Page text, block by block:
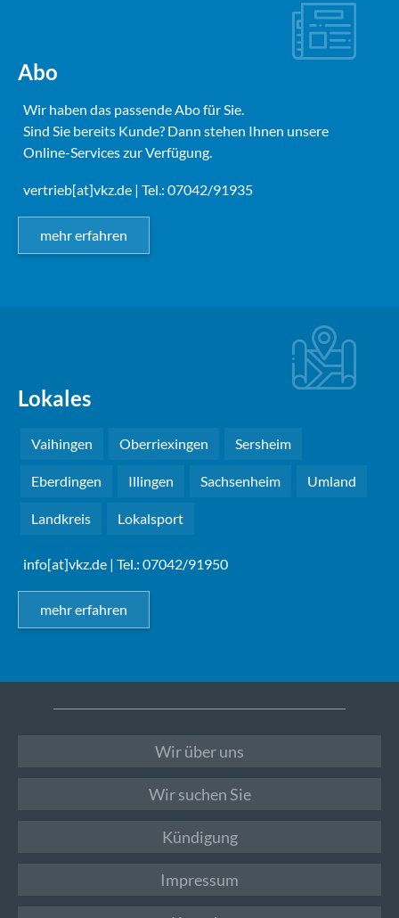
Abo
Wir haben das passende Abo für Sie.
Sind Sie bereits Kunde? Dann stehen Ihnen unsere
Online-Services zur Verfügung.
vertrieb[at]vkz.de | Tel.: 07042/91935
mehr erfahren
Lokales
Vaihingen Oberriexingen Sersheim
Eberdingen Illingen Sachsenheim Umland
Landkreis Lokalsport
info[at]vkz.de | Tel.: 07042/91950
mehr erfahren
Wir über uns
Wir suchen Sie
Kündigung
Impressum